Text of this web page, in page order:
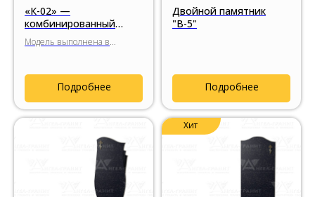
«К-02» —
комбинированный
гранитный комплекс
лаконичной формы
Модель выполнена в
использованием вставок из
цветного гранита. В
представленном варианте
используется гранит Aurora с
красной природной
Подробнее
Двойной памятник
"В-5"
Подробнее
Хит